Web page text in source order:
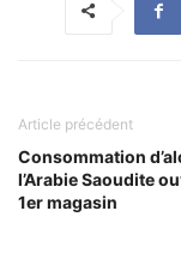
Article précédent
Consommation
l’Arabie Saoudite
1er magasin